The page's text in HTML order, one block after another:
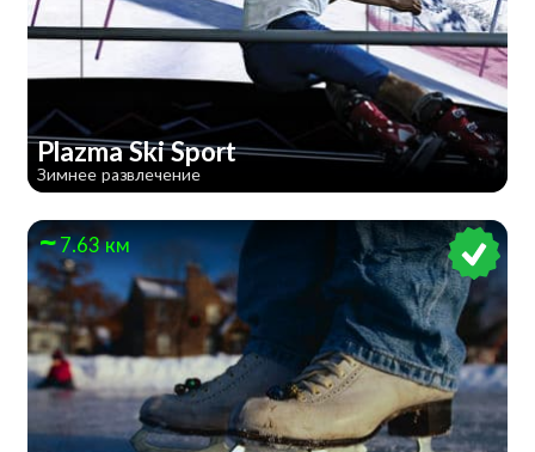
Plazma Ski Sport
Зимнее развлечение
7.63 км